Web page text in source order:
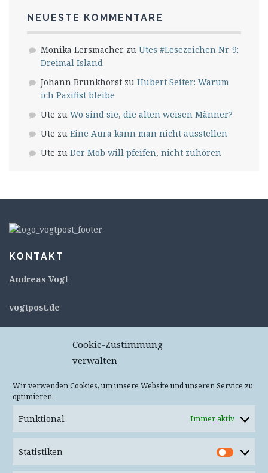
Cookie-Zustimmung
verwalten
Wir verwenden Cookies, um unsere Website und unseren Service zu
optimieren.
Funktional Immer aktiv
Statistiken
NEUESTE KOMMENTARE
Monika Lersmacher zu Utes #Lesezeichen Nr. 9:
Dreimal Island
Johann Brunkhorst zu Hubert Seiter: Warum
ich Pazifist bleibe
Ute zu Wo sind sie, die alten weisen Männer?
Ute zu Eine Aura kann man nicht ausstellen
Ute zu Der Mob will pfeifen, nicht zuhören
KONTAKT
Andreas Vogt
vogtpost.de
Kurt-Schumacher-Straße 76
67663 Kaiserslautern
Keine Pakete oder Päckchen – Annahme wird
verweigert!